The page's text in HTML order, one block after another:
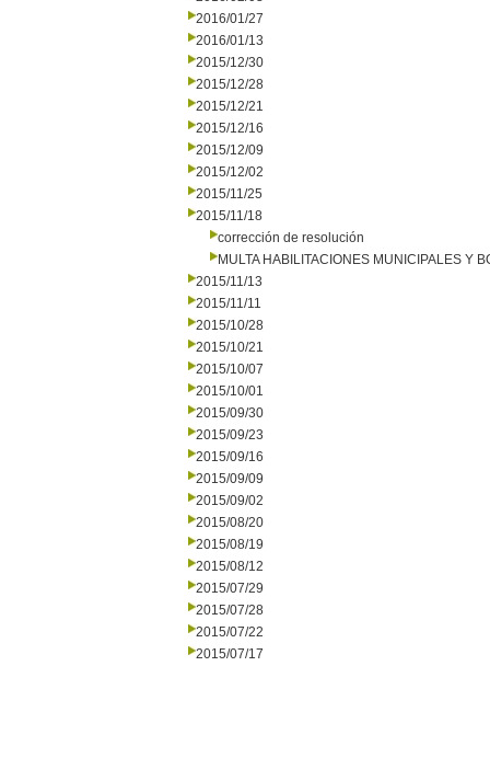
2016/01/27
2016/01/13
2015/12/30
2015/12/28
2015/12/21
2015/12/16
2015/12/09
2015/12/02
2015/11/25
2015/11/18
corrección de resolución
MULTA HABILITACIONES MUNICIPALES Y
2015/11/13
2015/11/11
2015/10/28
2015/10/21
2015/10/07
2015/10/01
2015/09/30
2015/09/23
2015/09/16
2015/09/09
2015/09/02
2015/08/20
2015/08/19
2015/08/12
2015/07/29
2015/07/28
2015/07/22
2015/07/17